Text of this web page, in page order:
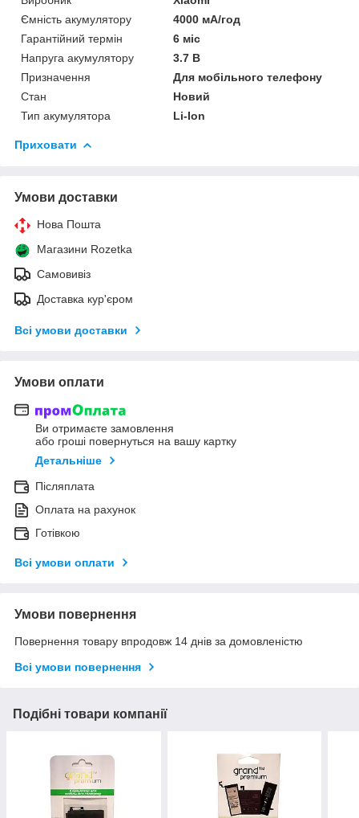
Ємність акумулятору
4000 мА/год
Гарантійний термін
6 міс
Напруга акумулятору
3.7 В
Призначення
Для мобільного телефону
Стан
Новий
Тип акумулятора
Li-Ion
Приховати
Умови доставки
Нова Пошта
Магазини Rozetka
Самовивіз
Доставка кур'єром
Всі умови доставки
Умови оплати
Ви отримаєте замовлення
або гроші повернуться на вашу картку
Детальніше
Післяплата
Оплата на рахунок
Готівкою
Всі умови оплати
Умови повернення
Повернення товару впродовж 14 днів за домовленістю
Всі умови повернення
Подібні товари компанії